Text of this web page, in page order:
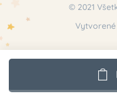
© 2021